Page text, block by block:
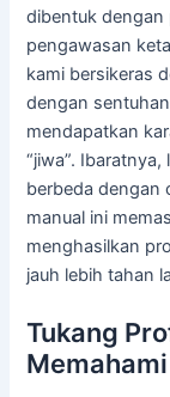
dibentuk dengan
pengawasan
kami bersikeras
dengan
mendapatkan
“jiwa”.
berbeda dengan
manual ini
menghasilkan
jauh lebih tahan
Tukang